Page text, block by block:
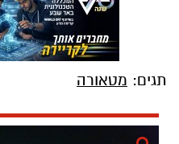
תגים: מטאורה